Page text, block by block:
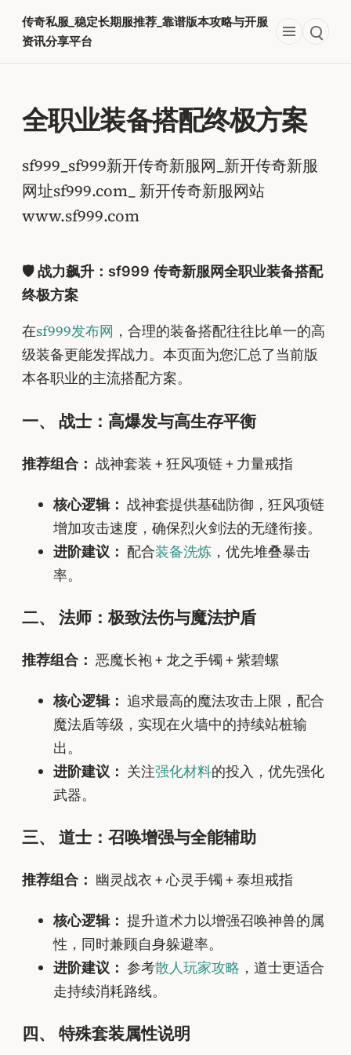
内
传奇私服_稳定长期服推荐_靠谱版本攻略与开服
资讯分享平台
全职业装备搭配终极方案
sf999_sf999新开传奇新服网_新开传奇新服
网址sf999.com_ 新开传奇新服网站
www.sf999.com
🛡️ 战力飙升：sf999 传奇新服网全职业装备搭配
终极方案
在sf999发布网 ，合理的装备搭配往往比单一的高
级装备更能发挥战力。本页面为您汇总了当前版
本各职业的主流搭配方案。
一、 战士：高爆发与高生存平衡
推荐组合： 战神套装 + 狂风项链 + 力量戒指
核心逻辑： 战神套提供基础防御，狂风项链
增加攻击速度，确保烈火剑法的无缝衔接。
进阶建议： 配合装备洗炼 ，优先堆叠暴击
率。
二、 法师：极致法伤与魔法护盾
推荐组合： 恶魔长袍 + 龙之手镯 + 紫碧螺
核心逻辑： 追求最高的魔法攻击上限，配合
魔法盾等级，实现在火墙中的持续站桩输
出。
进阶建议： 关注强化材料的投入，优先强化
武器。
三、 道士：召唤增强与全能辅助
推荐组合： 幽灵战衣 + 心灵手镯 + 泰坦戒指
核心逻辑： 提升道术力以增强召唤神兽的属
性，同时兼顾自身躲避率。
进阶建议： 参考散人玩家攻略 ，道士更适合
走持续消耗路线。
四、 特殊套装属性说明